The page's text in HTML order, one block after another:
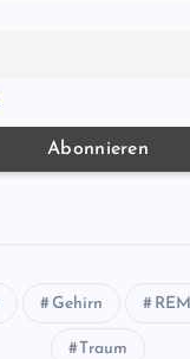
Gehirn REM
Traum